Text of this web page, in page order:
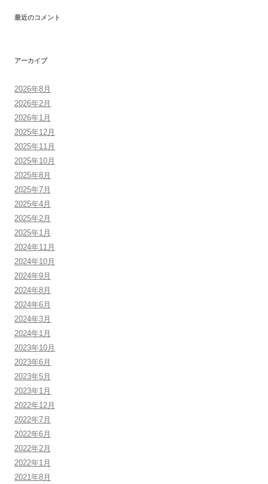
最近のコメント
アーカイブ
2026年8月
2026年2月
2026年1月
2025年12月
2025年11月
2025年10月
2025年8月
2025年7月
2025年4月
2025年2月
2025年1月
2024年11月
2024年10月
2024年9月
2024年8月
2024年6月
2024年3月
2024年1月
2023年10月
2023年6月
2023年5月
2023年1月
2022年12月
2022年7月
2022年6月
2022年2月
2022年1月
2021年8月